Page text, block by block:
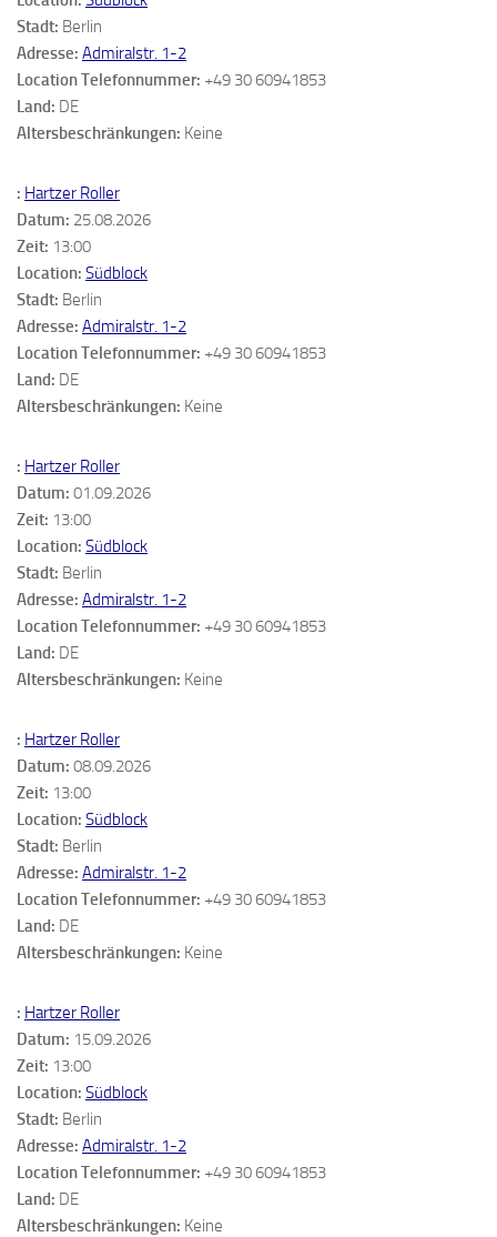
Stadt: Berlin
Adresse: Admiralstr. 1-2
Location Telefonnummer: +49 30 60941853
Land: DE
Altersbeschränkungen: Keine
: Hartzer Roller
Datum: 25.08.2026
Zeit: 13:00
Location: Südblock
Stadt: Berlin
Adresse: Admiralstr. 1-2
Location Telefonnummer: +49 30 60941853
Land: DE
Altersbeschränkungen: Keine
: Hartzer Roller
Datum: 01.09.2026
Zeit: 13:00
Location: Südblock
Stadt: Berlin
Adresse: Admiralstr. 1-2
Location Telefonnummer: +49 30 60941853
Land: DE
Altersbeschränkungen: Keine
: Hartzer Roller
Datum: 08.09.2026
Zeit: 13:00
Location: Südblock
Stadt: Berlin
Adresse: Admiralstr. 1-2
Location Telefonnummer: +49 30 60941853
Land: DE
Altersbeschränkungen: Keine
: Hartzer Roller
Datum: 15.09.2026
Zeit: 13:00
Location: Südblock
Stadt: Berlin
Adresse: Admiralstr. 1-2
Location Telefonnummer: +49 30 60941853
Land: DE
Altersbeschränkungen: Keine